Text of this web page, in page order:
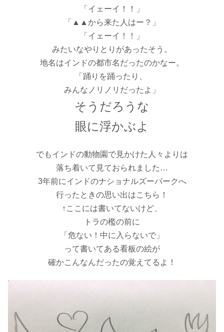
「イェーイ！！」
「▲▲から来た人はー？」
「イェーイ！！」
みたいなやりとりがあったそう。
地名はインドの都市名だったのかなー。
「踊りを踊ったり、
みんなノリノリだったよ」
そうだろうな
眼に浮かぶよ
でもインドの動物園で見かけた人々よりは
落ち着いて見ておられました…
3年前にインドのナショナルズーパークへ
行ったときの思い出はこちら！
↑ここには書いてないけど、
トラの檻の前に
「危ない！中に入らないで」
って書いてある看板の絵が
確かこんなんだったの覚えてるよ！